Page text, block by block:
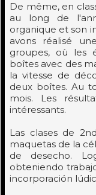
De même, en
au long de
organique et son
avons réalisé
groupes, où les
boîtes avec des
la vitesse de
deux boîtes. Au
mois. Les
intéressants.
Las clases de
maquetas de la
de desecho.
obteniendo
incorporación